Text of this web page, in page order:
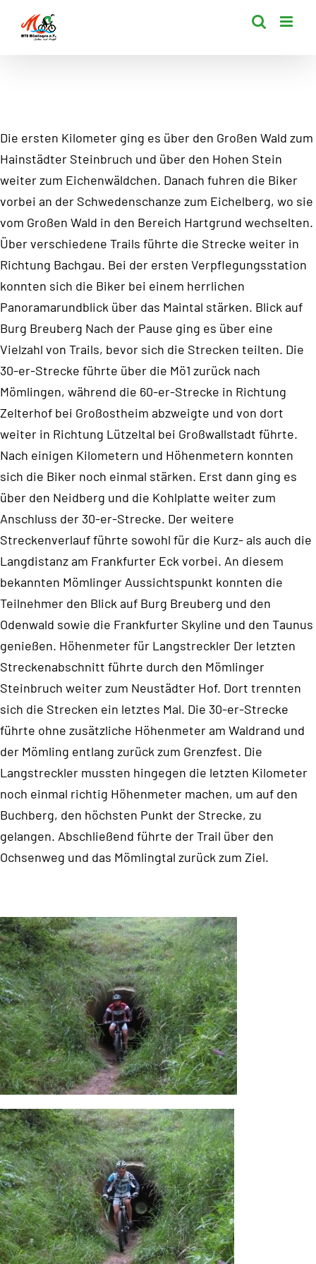
Inhalt
Die ersten Kilometer ging es über den Großen Wald zum
Hainstädter Steinbruch und über den Hohen Stein
weiter zum Eichenwäldchen. Danach fuhren die Biker
vorbei an der Schwedenschanze zum Eichelberg, wo sie
vom Großen Wald in den Bereich Hartgrund wechselten.
Über verschiedene Trails führte die Strecke weiter in
Richtung Bachgau. Bei der ersten Verpflegungsstation
konnten sich die Biker bei einem herrlichen
Panoramarundblick über das Maintal stärken. Blick auf
Burg Breuberg Nach der Pause ging es über eine
Vielzahl von Trails, bevor sich die Strecken teilten. Die
30-er-Strecke führte über die Mö1 zurück nach
Mömlingen, während die 60-er-Strecke in Richtung
Zelterhof bei Großostheim abzweigte und von dort
weiter in Richtung Lützeltal bei Großwallstadt führte.
Nach einigen Kilometern und Höhenmetern konnten
sich die Biker noch einmal stärken. Erst dann ging es
über den Neidberg und die Kohlplatte weiter zum
Anschluss der 30-er-Strecke. Der weitere
Streckenverlauf führte sowohl für die Kurz- als auch die
Langdistanz am Frankfurter Eck vorbei. An diesem
bekannten Mömlinger Aussichtspunkt konnten die
Teilnehmer den Blick auf Burg Breuberg und den
Odenwald sowie die Frankfurter Skyline und den Taunus
genießen. Höhenmeter für Langstreckler Der letzten
Streckenabschnitt führte durch den Mömlinger
Steinbruch weiter zum Neustädter Hof. Dort trennten
sich die Strecken ein letztes Mal. Die 30-er-Strecke
führte ohne zusätzliche Höhenmeter am Waldrand und
der Mömling entlang zurück zum Grenzfest. Die
Langstreckler mussten hingegen die letzten Kilometer
noch einmal richtig Höhenmeter machen, um auf den
Buchberg, den höchsten Punkt der Strecke, zu
gelangen. Abschließend führte der Trail über den
Ochsenweg und das Mömlingtal zurück zum Ziel.